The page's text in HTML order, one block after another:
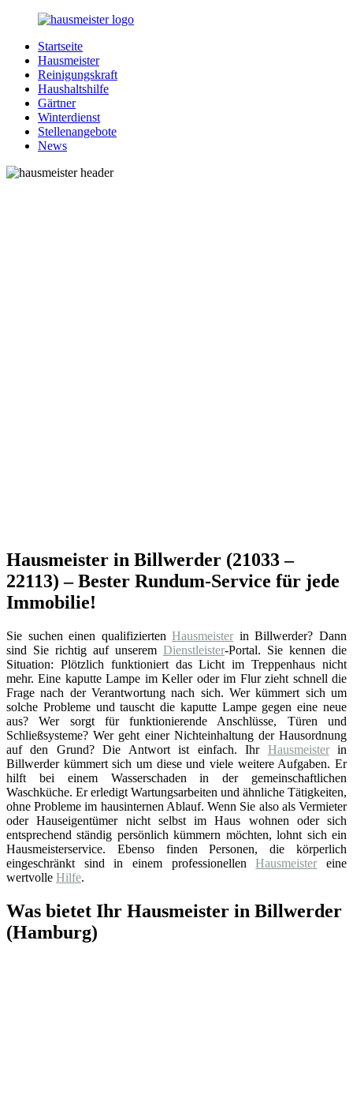
Zurück
Inhalt
Hausmeister.de
Alles
rund
Ihren
Haushalt
Startseite
Hausmeister
Reinigungskraft
Haushaltshilfe
Gärtner
Winterdienst
Stellenangebote
News
Hausmeister in Billwerder (21033 –
22113) – Bester Rundum-Service für jede
Immobilie!
Sie suchen einen qualifiziertenHausmeister in Billwerder? Dann
sind Sie richtig auf unserem Dienstleister-Portal. Sie kennen die
Situation: Plötzlich funktioniert das Licht im Treppenhaus nicht
mehr. Eine kaputte Lampe im Keller oder im Flur zieht schnell die
Frage nach der Verantwortung nach sich. Wer kümmert sich um
solche Probleme und tauscht die kaputte Lampe gegen eine neue
aus? Wer sorgt für funktionierende Anschlüsse, Türen und
Schließsysteme? Wer geht einer Nichteinhaltung der Hausordnung
auf den Grund? Die Antwort ist einfach. Ihr Hausmeisterin
Billwerder kümmert sich um diese und viele weitere Aufgaben. Er
hilft bei einem Wasserschaden in der gemeinschaftlichen
Waschküche. Er erledigt Wartungsarbeiten und ähnliche Tätigkeiten,
ohne Probleme im hausinternen Ablauf. Wenn Sie also als Vermieter
oder Hauseigentümer nicht selbst im Haus wohnen oder sich
entsprechend ständig persönlich kümmern möchten, lohnt sich ein
Hausmeisterservice. Ebenso finden Personen, die körperlich
eingeschränkt sind in einem professionellenHausmeister eine
wertvolle Hilfe.
Was bietet Ihr Hausmeister in Billwerder
(Hamburg)